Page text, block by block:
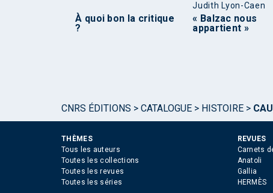
À quoi bon la critique
?
Judith Lyon-Caen
« Balzac nous
appartient »
CNRS ÉDITIONS > CATALOGUE > HISTOIRE >
THÈMES
Tous les auteurs
Toutes les collections
Toutes les revues
Toutes les séries
REVUES
Carnets
Anatoli
Gallia
HERMÈS